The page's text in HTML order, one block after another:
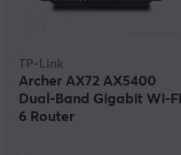
TP-Link
Archer AX72 AX5400
Dual-Band Gigabit Wi-Fi
6 Router